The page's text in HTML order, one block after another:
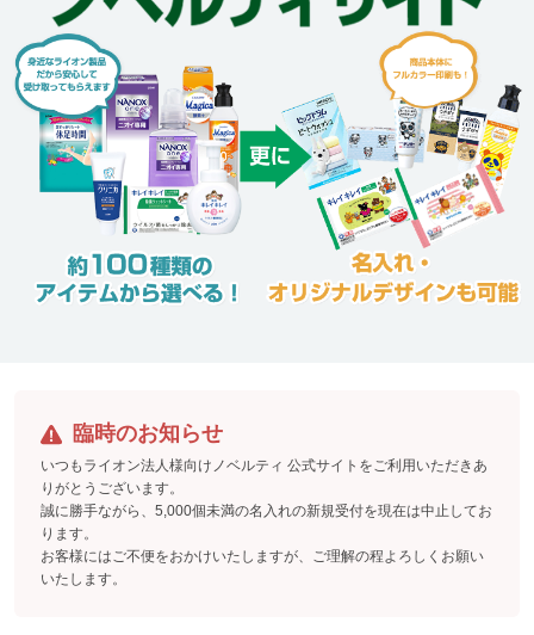
臨時のお知らせ
いつもライオン法人様向けノベルティ 公式サイトをご利用いただきあ
りがとうございます。
誠に勝手ながら、5,000個未満の名入れの新規受付を現在は中止してお
ります。
お客様にはご不便をおかけいたしますが、ご理解の程よろしくお願い
いたします。